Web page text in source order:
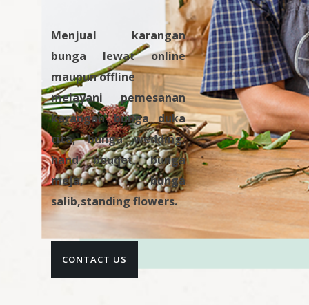
Menjual karangan
bunga lewat online
maupun offline
melayani pemesanan
karangan bunga duka
cita, bunga wedding,
hand bouqet, bunga
meja, bunga
salib,standing flowers.
CONTACT US